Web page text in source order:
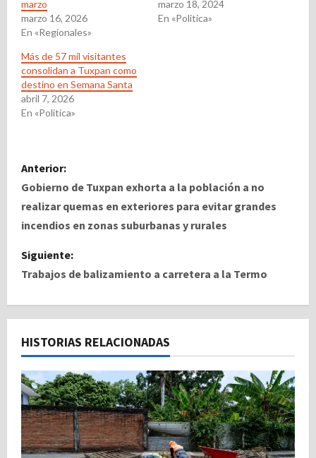
marzo
marzo 16, 2026
En «Regionales»
marzo 18, 2024
En «Politica»
Más de 57 mil visitantes
consolidan a Tuxpan como
destino en Semana Santa
abril 7, 2026
En «Politica»
N
a
v
e
g
a
c
i
ó
n
Anterior:
Gobierno de Tuxpan exhorta a la población a no
realizar quemas en exteriores para evitar grandes
incendios en zonas suburbanas y rurales
Siguiente:
Trabajos de balizamiento a carretera a la Termo
HISTORIAS RELACIONADAS